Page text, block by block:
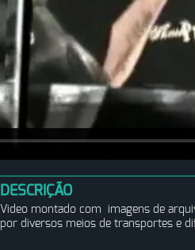
DESCRIÇÃO
Video montado com imagens de
por diversos meios de transportes e